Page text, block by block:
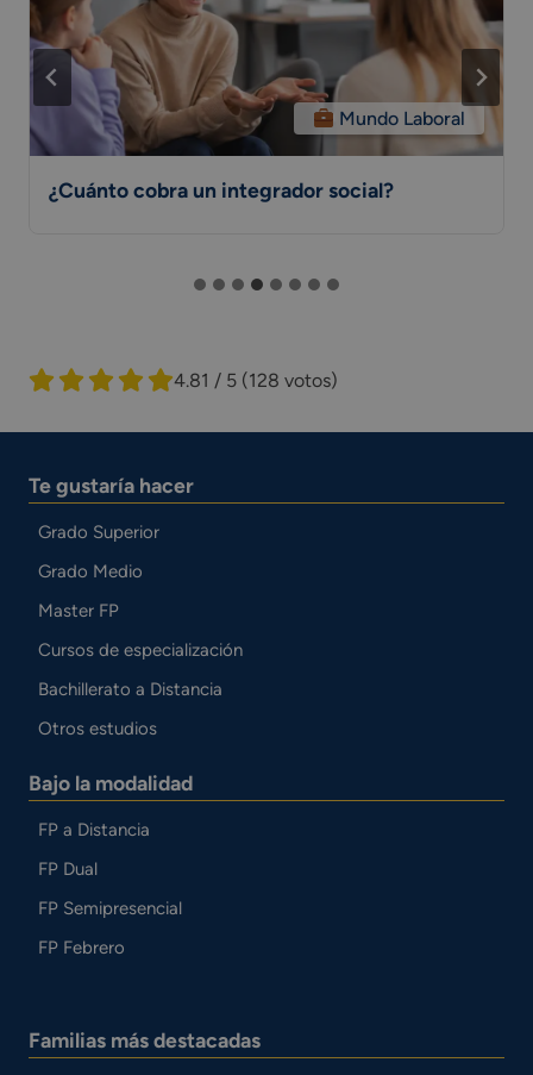
Mundo Laboral
¿Cuánto cobra un integrador social?
4.81 / 5 (128 votos)
Te gustaría hacer
Grado Superior
Grado Medio
Master FP
Cursos de especialización
Bachillerato a Distancia
Otros estudios
Bajo la modalidad
FP a Distancia
FP Dual
FP Semipresencial
FP Febrero
Familias más destacadas